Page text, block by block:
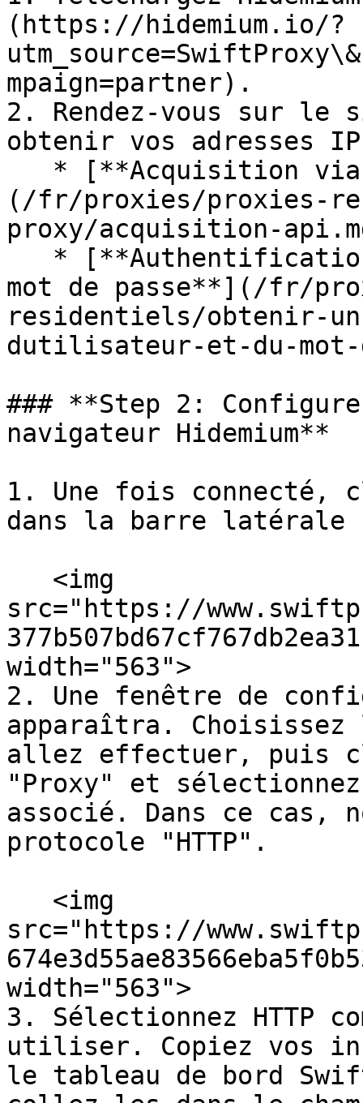
(https://hidemium.io/?
mpaign=partner).
2. Rendez-vous sur le
obtenir vos adresses
(/fr/proxies/proxies-
proxy/acquisition-
mot de passe**](/fr/
residentiels/obtenir-
dutilisateur-et-du-mot-
### **Step 2:
navigateur Hidemium**
1. Une fois connecté,
dans la barre latérale
src="https://
width="563">
2. Une fenêtre de
apparaîtra. Choisissez
allez effectuer, puis
"Proxy" et
associé. Dans ce cas,
protocole "HTTP".
src="https://
width="563">
3. Sélectionnez HTTP
utiliser. Copiez vos
le tableau de bord